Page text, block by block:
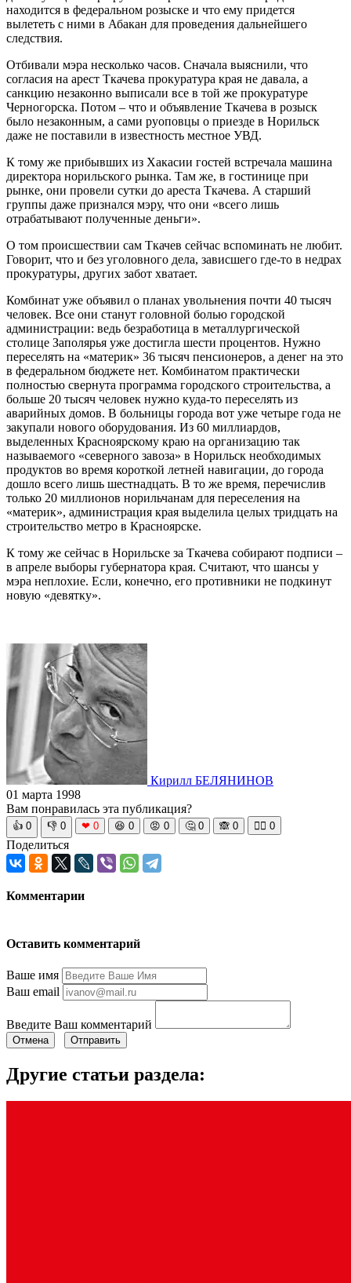
находится в федеральном розыске и что ему придется
вылететь с ними в Абакан для проведения дальнейшего
следствия.
Отбивали мэра несколько часов. Сначала выяснили, что
согласия на арест Ткачева прокуратура края не давала, а
санкцию незаконно выписали все в той же прокуратуре
Черногорска. Потом – что и объявление Ткачева в розыск
было незаконным, а сами руоповцы о приезде в Норильск
даже не поставили в известность местное УВД.
К тому же прибывших из Хакасии гостей встречала машина
директора норильского рынка. Там же, в гостинице при
рынке, они провели сутки до ареста Ткачева. А старший
группы даже признался мэру, что они «всего лишь
отрабатывают полученные деньги».
О том происшествии сам Ткачев сейчас вспоминать не любит.
Говорит, что и без уголовного дела, зависшего где-то в недрах
прокуратуры, других забот хватает.
Комбинат уже объявил о планах увольнения почти 40 тысяч
человек. Все они станут головной болью городской
администрации: ведь безработица в металлургической
столице Заполярья уже достигла шести процентов. Нужно
переселять на «материк» 36 тысяч пенсионеров, а денег на это
в федеральном бюджете нет. Комбинатом практически
полностью свернута программа городского строительства, а
больше 20 тысяч человек нужно куда-то переселять из
аварийных домов. В больницы города вот уже четыре года не
закупали нового оборудования. Из 60 миллиардов,
выделенных Красноярскому краю на организацию так
называемого «северного завоза» в Норильск необходимых
продуктов во время короткой летней навигации, до города
дошло всего лишь шестнадцать. В то же время, перечислив
только 20 миллионов норильчанам для переселения на
«материк», администрация края выделила целых тридцать на
строительство метро в Красноярске.
К тому же сейчас в Норильске за Ткачева собирают подписи –
в апреле выборы губернатора края. Считают, что шансы у
мэра неплохие. Если, конечно, его противники не подкинут
новую «девятку».
Кирилл БЕЛЯНИНОВ
01 марта 1998
Вам понравилась эта публикация?
👍 0 👎 0 ❤ 0 😆 0 😡 0 🤔 0 🙈 0 🧘‍♀️ 0
Поделиться
Комментарии
Оставить комментарий
Ваше имя
Ваш email
Введите Ваш комментарий
Отмена Отправить
Другие статьи раздела: